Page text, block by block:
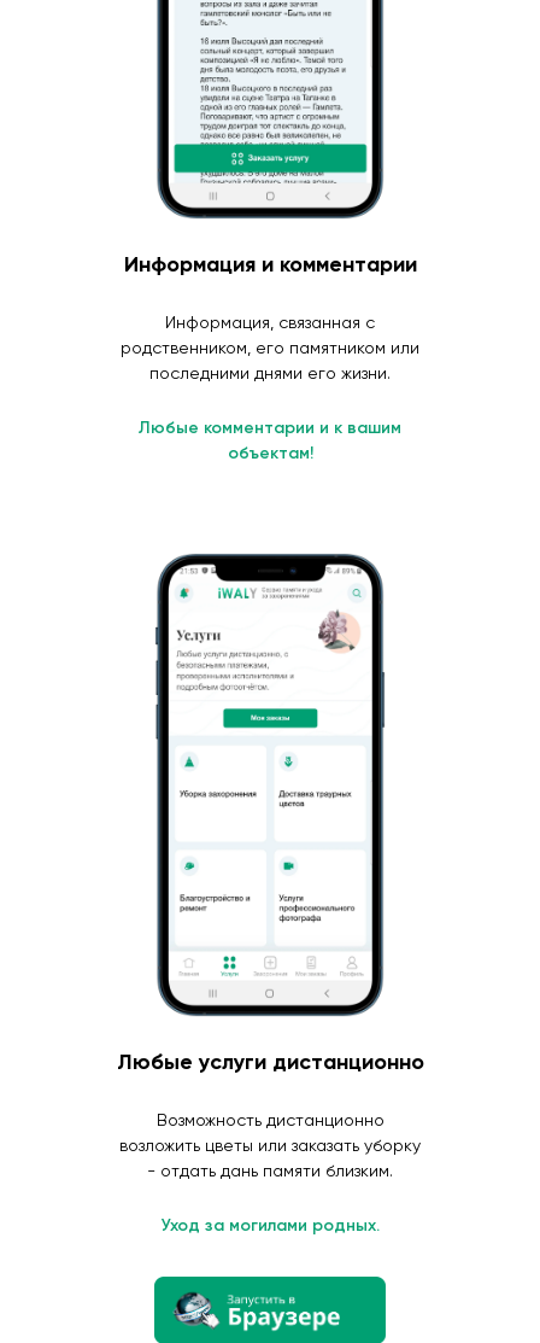
Информация и комментарии
Информация, связанная с
родственником, его памятником или
последними днями его жизни.
Любые комментарии и к вашим
объектам!
Любые услуги дистанционно
Возможность дистанционно
возложить цветы или заказать уборку
- отдать дань памяти близким.
Уход за могилами родных.